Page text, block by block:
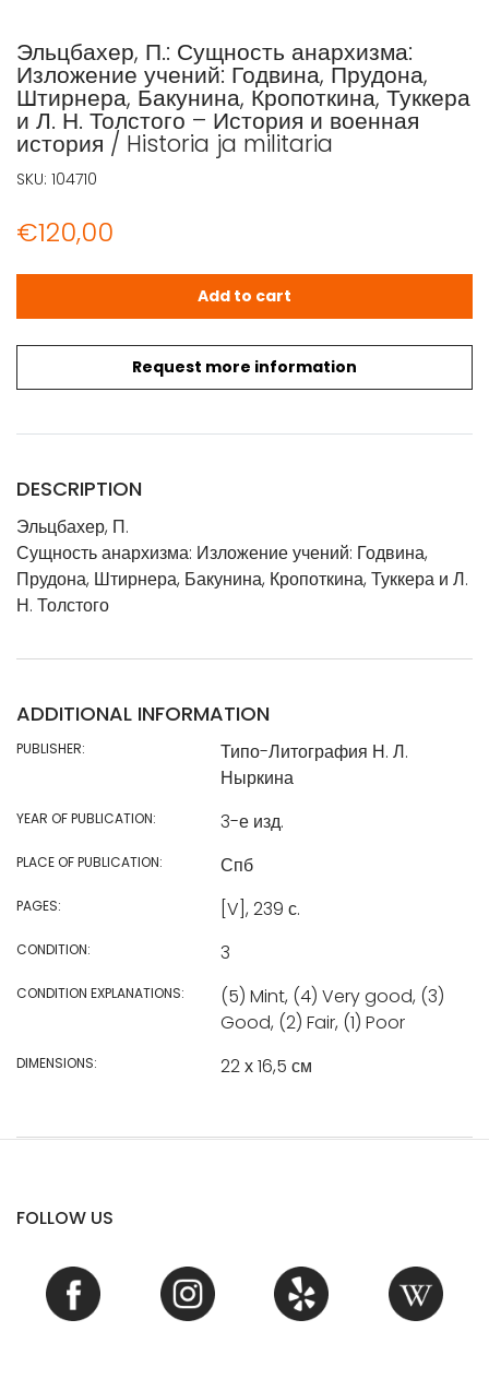
Эльцбахер, П.: Сущность анархизма:
Изложение учений: Годвина, Прудона,
Штирнера, Бакунина, Кропоткина, Туккера
и Л. Н. Толстого – История и военная
история / Historia ja militaria
€120,00
Request more information
Эльцбахер, П.: Сущность анархизма: Изложение
Add to cart
SKU: 104710
DESCRIPTION
Эльцбахер, П.
Сущность анархизма: Изложение учений: Годвина,
Прудона, Штирнера, Бакунина, Кропоткина, Туккера и Л.
Н. Толстого
ADDITIONAL INFORMATION
PUBLISHER:
Типо-Литография Н. Л.
Ныркина
YEAR OF PUBLICATION: 3-е изд.
PLACE OF PUBLICATION: Спб
PAGES: [V], 239 с.
CONDITION: 3
CONDITION EXPLANATIONS:
(5) Mint, (4) Very good, (3)
Good, (2) Fair, (1) Poor
DIMENSIONS: 22 х 16,5 см
FOLLOW US